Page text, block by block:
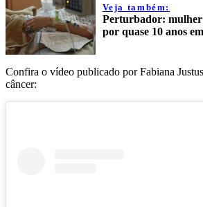
Veja também:
Perturbador: mulher
por quase 10 anos
Confira o vídeo publicado por Fabiana
câncer: